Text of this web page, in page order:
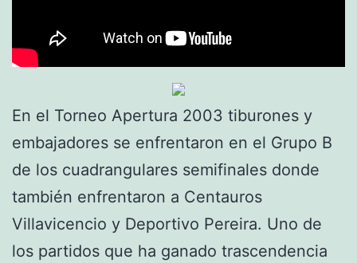
En el Torneo Apertura 2003 tiburones y
embajadores se enfrentaron en el Grupo B
de los cuadrangulares semifinales donde
también enfrentaron a Centauros
Villavicencio y Deportivo Pereira. Uno de
los partidos que ha ganado trascendencia